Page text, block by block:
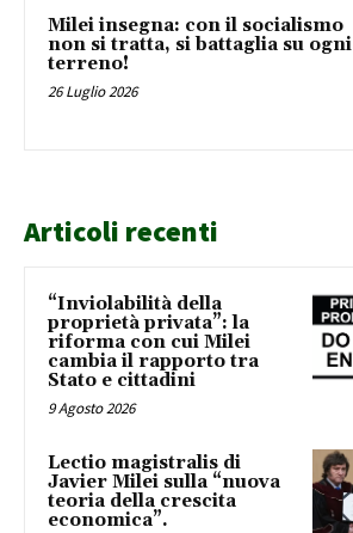
Milei insegna: con il socialismo
non si tratta, si battaglia su ogni
terreno!
26 Luglio 2026
Articoli recenti
“Inviolabilità della
proprietà privata”: la
riforma con cui Milei
cambia il rapporto tra
Stato e cittadini
9 Agosto 2026
Lectio magistralis di
Javier Milei sulla “nuova
teoria della crescita
economica”.